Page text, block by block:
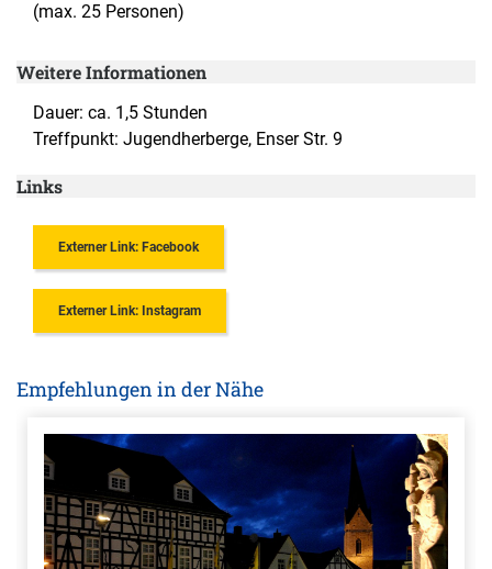
(max. 25 Personen)
Weitere Informationen
Dauer: ca. 1,5 Stunden
Treffpunkt: Jugendherberge, Enser Str. 9
Links
Externer Link: Facebook
Externer Link: Instagram
Empfehlungen in der Nähe